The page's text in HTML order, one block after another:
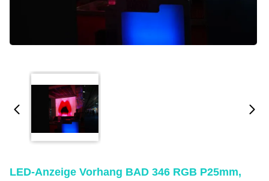
LED-Anzeige Vorhang BAD 346 RGB P25mm,